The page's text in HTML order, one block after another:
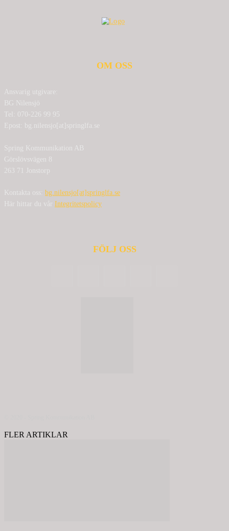
OM OSS
Ansvarig utgivare:
BG Nilensjö
Tel: 070-226 99 95
Epost: bg.nilensjo[at]springlfa.se
Spring Kommunikation AB
Görslövsvägen 8
263 71 Jonstorp
Kontakta oss: bg.nilensjo[at]springlfa.se
Här hittar du vår Integritetspolicy
FÖLJ OSS
FLER ARTIKLAR